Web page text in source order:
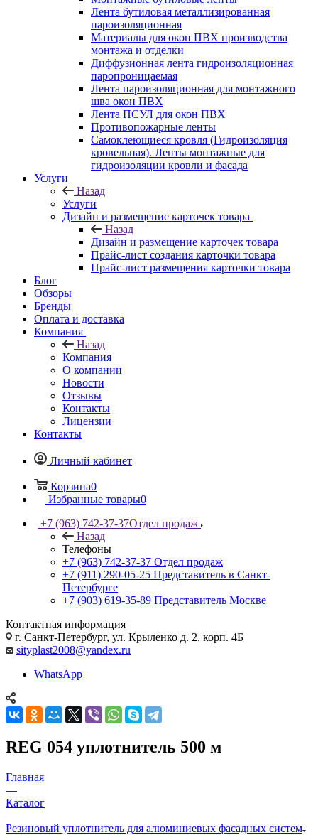
Лента бутиловая металлизированная
пароизоляционная
Материалы для окон ПВХ производства
монтажа и отделки
Диффузионная лента гидроизоляционная
паропроницаемая
Лента пароизоляционная для монтажного
шва окон ПВХ
Лента ПСУЛ для окон ПВХ
Противопожарные ленты
Самоклеющиеся кровля (Гидроизоляция
кровельная). Ленты монтажные для
гидроизоляции кровли и фасада
Услуги
Назад
Услуги
Дизайн и размещение карточек товара
Назад
Дизайн и размещение карточек товара
Прайс-лист создания карточки товара
Прайс-лист размещения карточки товара
Блог
Обзоры
Бренды
Оплата и доставка
Компания
Назад
Компания
О компании
Новости
Отзывы
Контакты
Лицензии
Контакты
Личный кабинет
Корзина0
Избранные товары0
+7 (963) 742-37-37Отдел продаж
Назад
Телефоны
+7 (963) 742-37-37 Отдел продаж
+7 (911) 290-05-25 Представитель в Санкт-
Петербурге
+7 (903) 619-35-89 Представитель Москве
Контактная информация
г. Санкт-Петербург, ул. Крыленко д. 2, корп. 4Б
sityplast2008@yandex.ru
WhatsApp
REG 054 уплотнитель 500 м
Главная
—
Каталог
—
Резиновый уплотнитель для алюминиевых фасадных систем